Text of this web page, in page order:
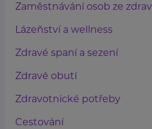
Zaměstnávání osob ze
Lázeňství a wellness
Zdravé spaní a sezení
Zdravé obutí
Zdravotnické potřeby
Cestování